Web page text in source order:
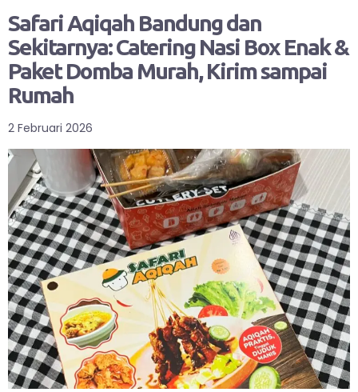
Safari Aqiqah Bandung dan
Sekitarnya: Catering Nasi Box Enak &
Paket Domba Murah, Kirim sampai
Rumah
2 Februari 2026